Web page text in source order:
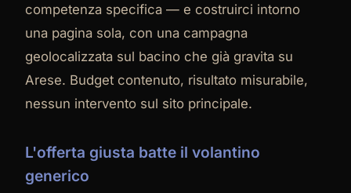
competenza specifica — e costruirci intorno
una pagina sola, con una campagna
geolocalizzata sul bacino che già gravita su
Arese. Budget contenuto, risultato misurabile,
nessun intervento sul sito principale.
L'offerta giusta batte il volantino
generico